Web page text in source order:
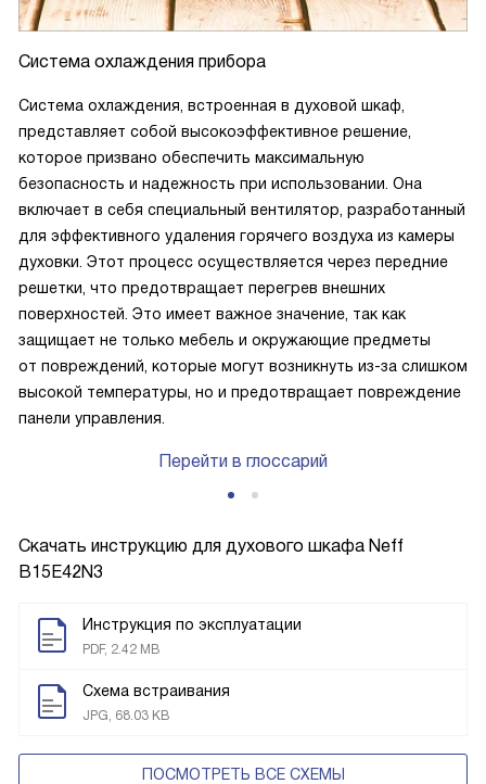
Скачать инструкцию для духового шкафа Neff
B15E42N3
Инструкция по эксплуатации
PDF, 2.42 MB
Схема встраивания
JPG, 68.03 KB
ПОСМОТРЕТЬ ВСЕ СХЕМЫ
Система охлаждения прибора
Система охлаждения, встроенная в духовой шкаф,
представляет собой высокоэффективное решение,
которое призвано обеспечить максимальную
безопасность и надежность при использовании. Она
включает в себя специальный вентилятор, разработанный
для эффективного удаления горячего воздуха из камеры
духовки. Этот процесс осуществляется через передние
решетки, что предотвращает перегрев внешних
поверхностей. Это имеет важное значение, так как
защищает не только мебель и окружающие предметы
от повреждений, которые могут возникнуть из-за слишком
высокой температуры, но и предотвращает повреждение
панели управления.
Перейти в глоссарий